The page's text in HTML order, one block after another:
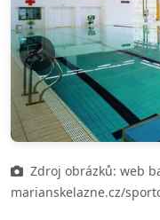
Previous
Zdroj obrázků: web
marianskelazne.cz/